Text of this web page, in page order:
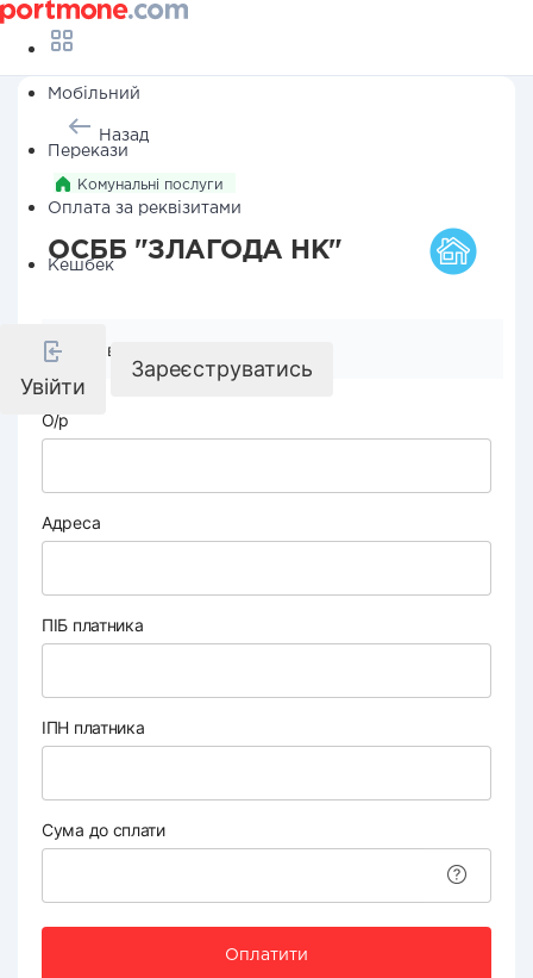
Мобільний
Перекази
Оплата за реквізитами
Кешбек
Увійти
Зареєструватись
Назад
Комунальні послуги
ОСББ "ЗЛАГОДА НК"
Реквізити компанії
О/р
Адреса
ПІБ платника
ІПН платника
Сума до сплати
Оплатити